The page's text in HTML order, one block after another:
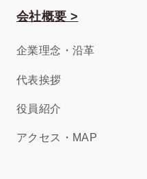
会社概要 >
企業理念・沿革
代表挨拶
役員紹介
アクセス・MAP